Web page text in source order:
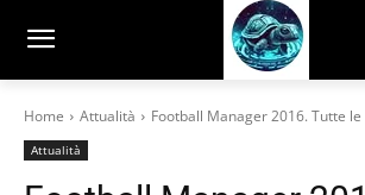
Home Attualità Football Manager 2016. Tutte
Attualità